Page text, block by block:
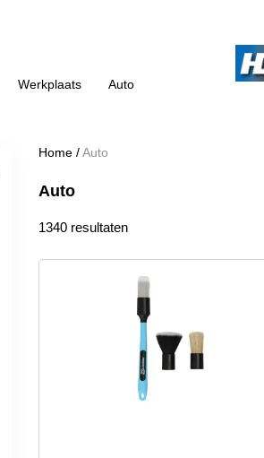
Werkplaats Auto
Home /Auto
Auto
1340 resultaten